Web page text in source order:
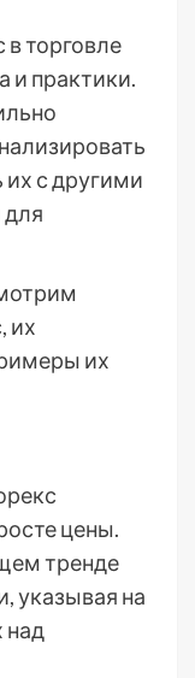
торговле
и практики.
их с другими
их
их
цены.
тренде
указывая на
над